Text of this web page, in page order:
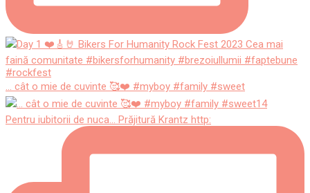
... cât o mie de cuvinte 🥰❤️ #myboy #family #sweet
Pentru iubitorii de nuca... Prăjitură Krantz http: